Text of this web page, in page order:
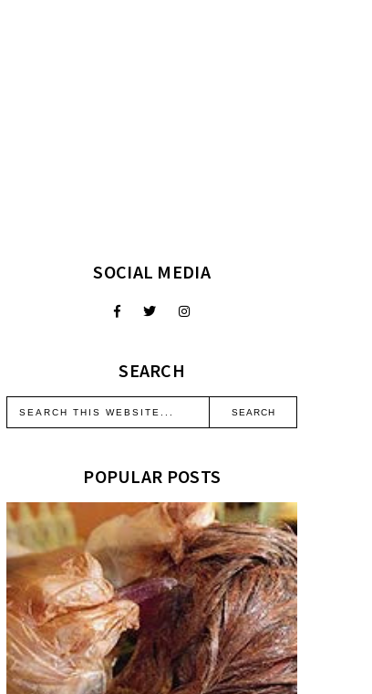
SOCIAL MEDIA
SEARCH
POPULAR POSTS